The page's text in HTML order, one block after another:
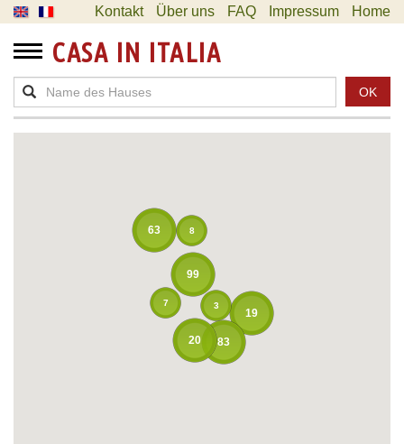
Kontakt Über uns FAQ Impressum Home
CASA IN ITALIA
OK
19
83
99
63 8
7 3
20